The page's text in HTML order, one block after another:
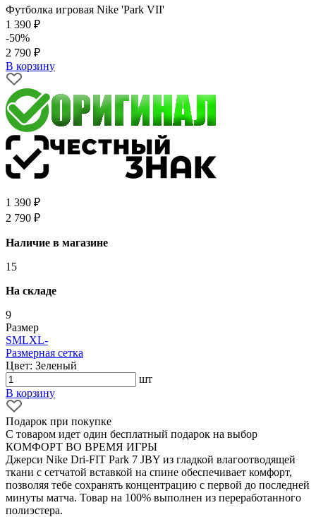
Футболка игровая Nike 'Park VII'
1 390 ₽
-50%
2 790 ₽
В корзину
1 390 ₽
2 790 ₽
Наличие в магазине
15
На складе
9
Размер
SMLXL-
Размерная сетка
Цвет: Зеленый
шт
В корзину
Подарок при покупке
С товаром идет один бесплатный подарок на выбор
КОМФОРТ ВО ВРЕМЯ ИГРЫ
Джерси Nike Dri-FIT Park 7 JBY из гладкой влагоотводящей
ткани с сетчатой вставкой на спине обеспечивает комфорт,
позволяя тебе сохранять концентрацию с первой до последней
минуты матча. Товар на 100% выполнен из переработанного
полиэстера.